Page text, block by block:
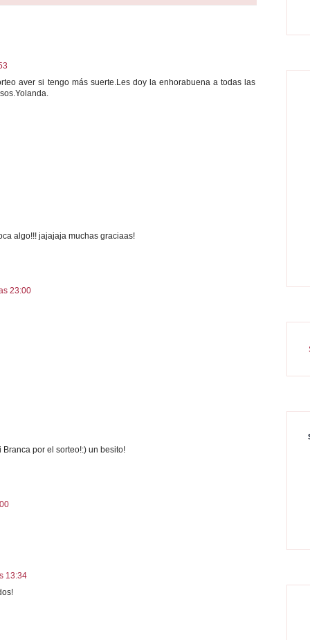
aver si tengo más suerte.Les doy la enhorabuena a todas las
algo!!! jajajaja muchas graciaas!
23:00
por el sorteo!:) un besito!
13:34